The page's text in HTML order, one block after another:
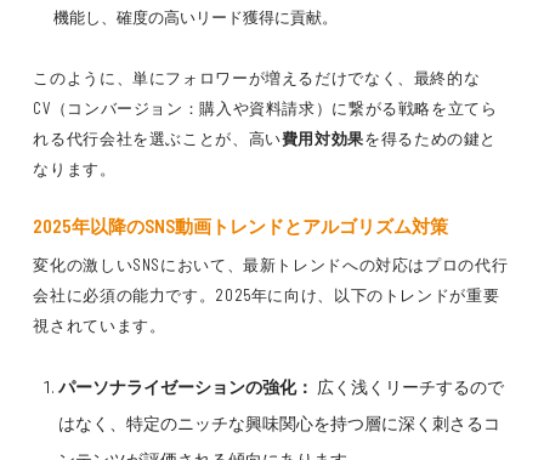
機能し、確度の高いリード獲得に貢献。
このように、単にフォロワーが増えるだけでなく、最終的な
CV（コンバージョン：購入や資料請求）に繋がる戦略を立てら
れる代行会社を選ぶことが、高い費用対効果を得るための鍵と
なります。
2025年以降のSNS動画トレンドとアルゴリズム対策
変化の激しいSNSにおいて、最新トレンドへの対応はプロの代行
会社に必須の能力です。2025年に向け、以下のトレンドが重要
視されています。
パーソナライゼーションの強化： 広く浅くリーチするので
はなく、特定のニッチな興味関心を持つ層に深く刺さるコ